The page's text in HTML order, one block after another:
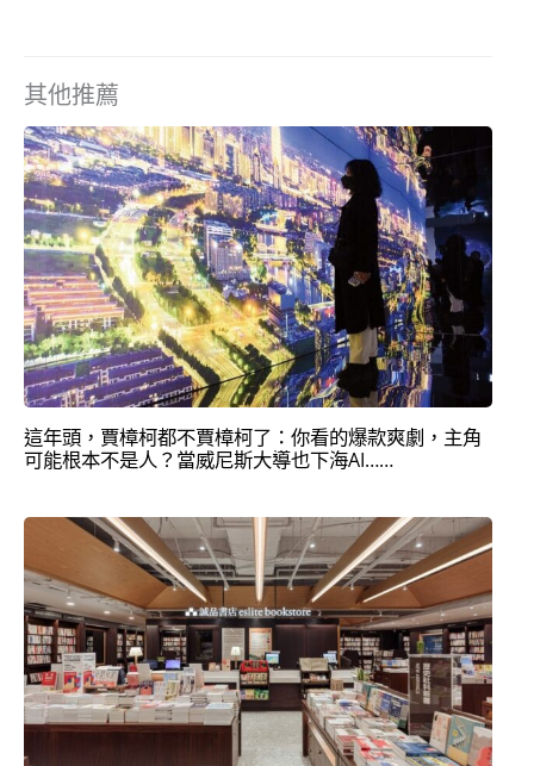
其他推薦
這年頭，賈樟柯都不賈樟柯了：你看的爆款爽劇，主角
可能根本不是人？當威尼斯大導也下海AI……